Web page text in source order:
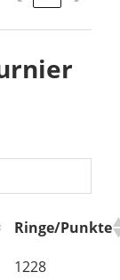
Ringe/Punkte
1228